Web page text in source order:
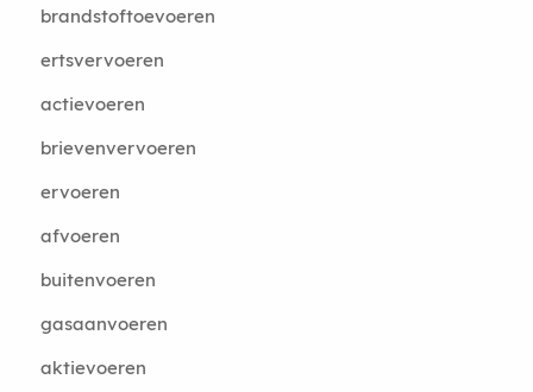
brandstoftoevoeren
ertsvervoeren
actievoeren
brievenvervoeren
ervoeren
afvoeren
buitenvoeren
gasaanvoeren
aktievoeren